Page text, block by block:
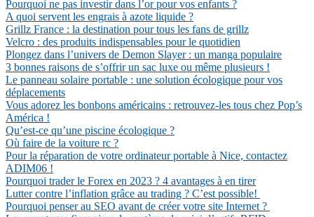
Pourquoi ne pas investir dans l’or pour vos enfants ?
A quoi servent les engrais à azote liquide ?
Grillz France : la destination pour tous les fans de grillz
Velcro : des produits indispensables pour le quotidien
Plongez dans l’univers de Demon Slayer : un manga populaire
3 bonnes raisons de s’offrir un sac luxe ou même plusieurs !
Le panneau solaire portable : une solution écologique pour vos
déplacements
Vous adorez les bonbons américains : retrouvez-les tous chez Pop’s
América !
Qu’est-ce qu’une piscine écologique ?
Où faire de la voiture rc ?
Pour la réparation de votre ordinateur portable à Nice, contactez
ADIM06 !
Pourquoi trader le Forex en 2023 ? 4 avantages à en tirer
Lutter contre l’inflation grâce au trading ? C’est possible!
Pourquoi penser au SEO avant de créer votre site Internet ?